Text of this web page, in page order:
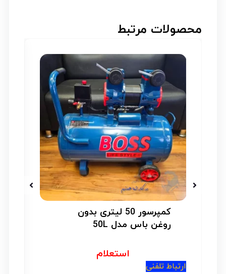
محصولات مرتبط
کمپرسور 50 لیتری بدون
روغن باس مدل 50L
استعلام
ارتباط تلفنی